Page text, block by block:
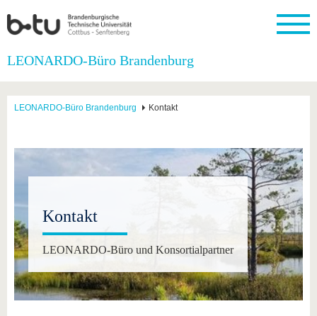
Startseite
Universität
Karriere
Partnerschaften
Strukturwandel
Forschung
Forschungsprofil
Studium
Studienangebot
Studium
dem
Studium
International
Aus dem
Ausland
an die
internationale
Studierende
Weiterbildung
Weiterbildung
Kontakt
Transfer
Wirtschafts-
und
Gründen
an der
Innovative
Transferprojekte
Lernen
Sie uns
Unileben
Familie &
Dual
Career
Sport &
BTU &
Region
erleben
LEONARDO-Büro Brandenburg
LEONARDO-Büro Brandenburg Kontakt
Kontakt
LEONARDO-Büro und Konsortialpartner